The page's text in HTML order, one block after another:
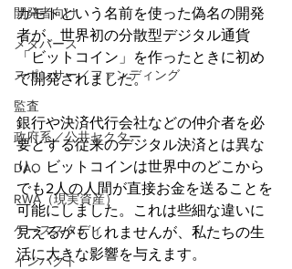
開発者向け
メタバース
スポンサー／ファンディング
監査
政府系／公共セクター
DAO
RWA（現実資産）
ケーススタディ
インパクト
カモトという名前を使った偽名の開発
者が、世界初の分散型デジタル通貨
「ビットコイン」を作ったときに初め
て開発されました。
銀行や決済代行会社などの仲介者を必
要とする従来のデジタル決済とは異な
り、ビットコインは世界中のどこから
でも2人の人間が直接お金を送ることを
可能にしました。これは些細な違いに
見えるかもしれませんが、私たちの生
活に大きな影響を与えます。